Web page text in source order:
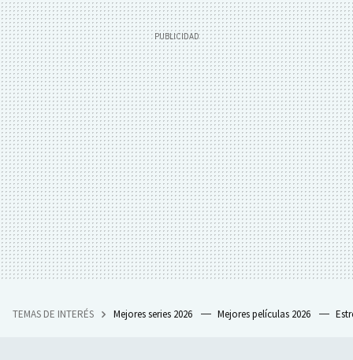
TEMAS DE INTERÉS Mejores series 2026 Mejores películas 2026